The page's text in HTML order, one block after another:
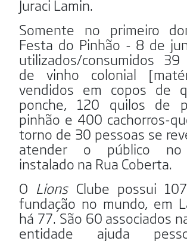
Juraci Lamin.
Somente no primeiro
Festa do Pinhão - 8 de
utilizados/consumidos 39
de vinho colonial
vendidos em copos de
ponche, 120 quilos de
pinhão e 400 cachorros-
torno de 30 pessoas se
atender o público no
instalado na Rua Coberta.
O LionsClube possui
fundação no mundo, em
há 77. São 60 associados
entidade ajuda